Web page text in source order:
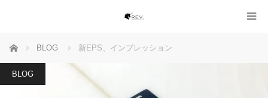
ホーム BLOG 新EPS、インプレッション
BLOG